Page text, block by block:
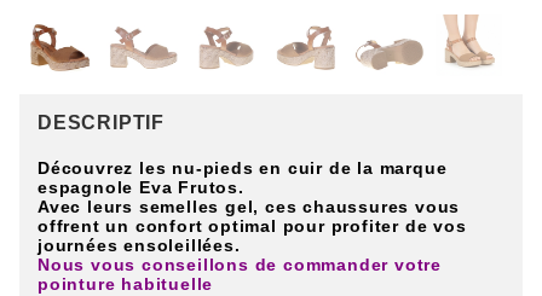
DESCRIPTIF
Découvrez les nu-pieds en cuir de la marque
espagnole Eva Frutos.
Avec leurs semelles gel, ces chaussures vous
offrent un confort optimal pour profiter de vos
journées ensoleillées.
Nous vous conseillons de commander votre
pointure habituelle